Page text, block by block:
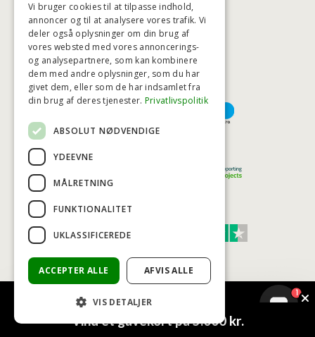
HØJESTE KREDITVÆRDIGHED
BETALINGSMULIGHEDER
TRUST SCORE 4,7
© COPYRIGHT - BAD&STIL® ApS 2026
Vi bruger cookies til at tilpasse indhold,
annoncer og til at analysere vores trafik. Vi
deler også oplysninger om din brug af
vores websted med vores annoncerings-
og analysepartnere, som kan kombinere
dem med andre oplysninger, som du har
givet dem, eller som de har indsamlet fra
din brug af deres tjenester. Privatlivspolitik
ABSOLUT NØDVENDIGE
YDEEVNE
MÅLRETNING
FUNKTIONALITET
UKLASSIFICEREDE
ACCEPTER ALLE AFVIS ALLE
VIS DETALJER
1
Vind et gavekort på 5.000 kr.